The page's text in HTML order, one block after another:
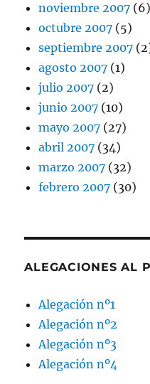
noviembre 2007 (6)
octubre 2007 (5)
septiembre 2007
agosto 2007 (1)
julio 2007 (2)
junio 2007 (10)
mayo 2007 (27)
abril 2007 (34)
marzo 2007 (32)
febrero 2007 (30)
ALEGACIONES AL
Alegación nº1
Alegación nº2
Alegación nº3
Alegación nº4